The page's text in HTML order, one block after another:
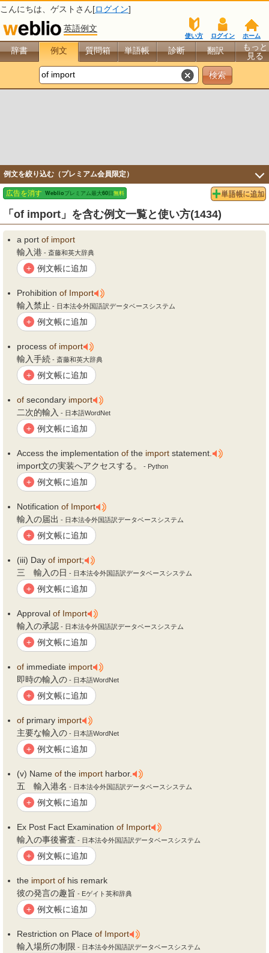
こんにちは、 ゲスト さん[ログイン]
英語例文
ホーム
ログイン
使い方
辞書 例文 質問箱 単語帳 診断 翻訳
もっと
見る
例文を絞り込む（プレミアム会員限定）
「of import」を含む例文一覧と使い方(1434)
a port of import
輸入港 - 斎藤和英大辞典
+ 例文帳に追加
Prohibition of Import
輸入禁止 - 日本法令外国語訳データベースシステム
+ 例文帳に追加
process of import
輸入手続 - 斎藤和英大辞典
+ 例文帳に追加
of secondary import
二次的輸入 - 日本語WordNet
+ 例文帳に追加
Access the implementation of the import statement.
import文の実装へアクセスする。
- Python
+ 例文帳に追加
Notification of Import
輸入の届出 - 日本法令外国語訳データベースシステム
+ 例文帳に追加
(iii) Day of import;
三 輸入の日 - 日本法令外国語訳データベースシステム
+ 例文帳に追加
Approval of Import
輸入の承認 - 日本法令外国語訳データベースシステム
+ 例文帳に追加
of immediate import
即時の輸入の - 日本語WordNet
+ 例文帳に追加
of primary import
主要な輸入の - 日本語WordNet
+ 例文帳に追加
(v) Name of the import harbor.
五 輸入港名 - 日本法令外国語訳データベースシステム
+ 例文帳に追加
Ex Post Fact Examination of Import
輸入の事後審査 - 日本法令外国語訳データベースシステム
+ 例文帳に追加
the import of his remark
彼の発言の趣旨 - Eゲイト英和辞典
+ 例文帳に追加
Restriction on Place of Import
輸入場所の制限 - 日本法令外国語訳データベースシステム